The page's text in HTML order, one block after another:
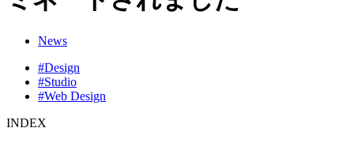
News
#Design
#Studio
#Web Design
INDEX